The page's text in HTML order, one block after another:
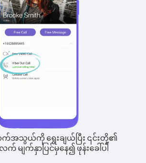
က်အသွယ်ကို ရွေးချယ်ပြီး ၎င်းတို့၏
မျက်နှာပြင်မှနေ၍ ဖုန်းခေါ်ပါ